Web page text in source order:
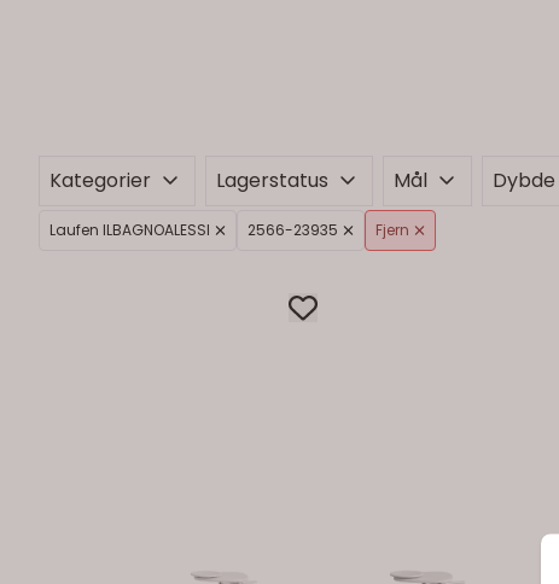
Kategorier Lagerstatus Mål Dybde
Laufen ILBAGNOALESSI 2566-23935 Fjern